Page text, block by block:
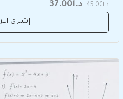
د.ا45.00 د.ا37.00
إشتري الآن